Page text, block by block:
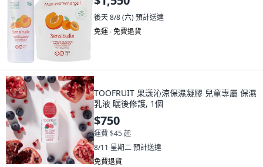
後天 8/8 (六) 預計送達
免運 ∙ 免費退貨
TOOFRUIT 果漾沁涼保濕凝膠 兒童專屬 保濕
乳液 曬後修護, 1個
$750
運費 $45 起
8/11 星期二預計送達
免費退貨